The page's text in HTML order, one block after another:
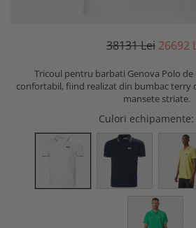
38131Lei 26692
Tricoul pentru barbati Genova Polo de
confortabil, fiind realizat din bumbac terry
mansete striate.
Culori echipamente